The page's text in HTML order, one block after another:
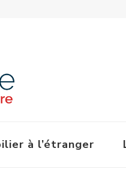
à l’étranger